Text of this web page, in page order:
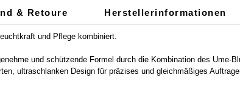
& Retoure Herstellerinformationen
und Pflege kombiniert.
und schützende Formel durch die Kombination des
ultraschlanken Design für präzises und gleichmäßiges